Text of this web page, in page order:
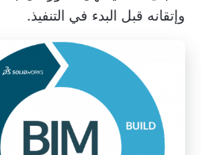
وإتقانه قبل البدء في التنفيذ.